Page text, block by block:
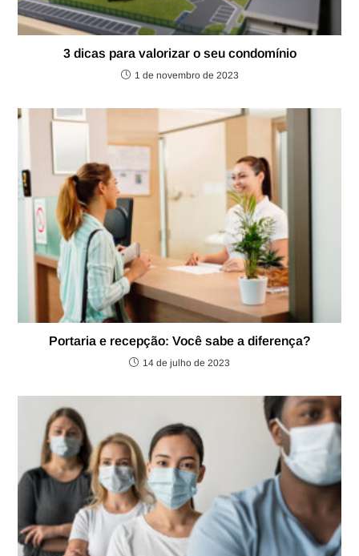
3 dicas para valorizar o seu condomínio
1 de novembro de 2023
Portaria e recepção: Você sabe a diferença?
14 de julho de 2023